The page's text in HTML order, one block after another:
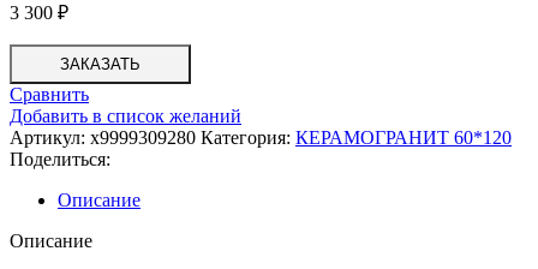
3 300 ₽
ЗАКАЗАТЬ
Сравнить
Добавить в список желаний
Артикул: х9999309280 Категория: КЕРАМОГРАНИТ 60*120
Поделиться:
Описание
Описание